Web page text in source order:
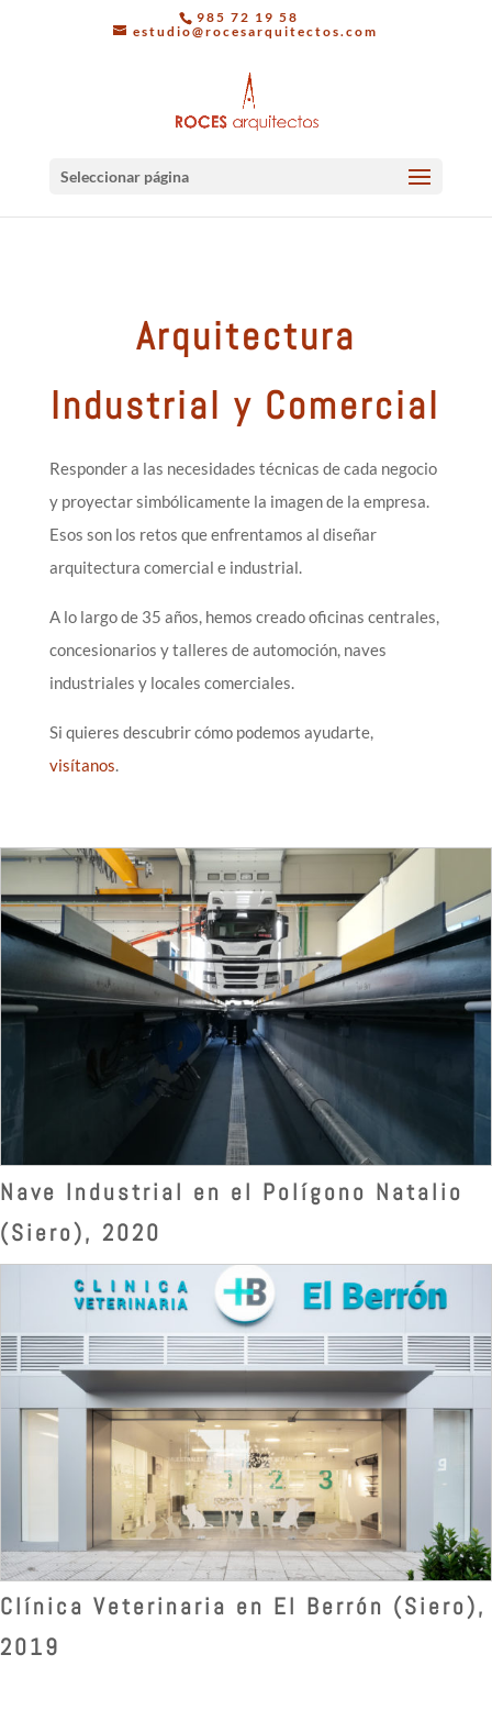
985 72 19 58
estudio@rocesarquitectos.com
Seleccionar página
Arquitectura
Industrial y Comercial
Responder a las necesidades técnicas de cada negocio
y proyectar simbólicamente la imagen de la empresa.
Esos son los retos que enfrentamos al diseñar
arquitectura comercial e industrial.
A lo largo de 35 años, hemos creado oficinas centrales,
concesionarios y talleres de automoción, naves
industriales y locales comerciales.
Si quieres descubrir cómo podemos ayudarte,
visítanos.
Nave Industrial en el Polígono Natalio
(Siero), 2020
Clínica Veterinaria en El Berrón (Siero),
2019